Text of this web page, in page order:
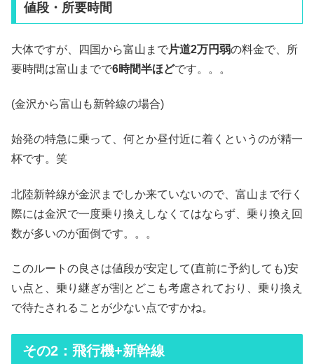
値段・所要時間
大体ですが、四国から富山まで片道2万円弱の料金で、所
要時間は富山までで6時間半ほどです。。。
(金沢から富山も新幹線の場合)
始発の特急に乗って、何とか昼付近に着くというのが精一
杯です。笑
北陸新幹線が金沢までしか来ていないので、富山まで行く
際には金沢で一度乗り換えしなくてはならず、乗り換え回
数が多いのが面倒です。。。
このルートの良さは値段が安定して(直前に予約しても)安
い点と、乗り継ぎが割とどこも考慮されており、乗り換え
で待たされることが少ない点ですかね。
その2：飛行機+新幹線